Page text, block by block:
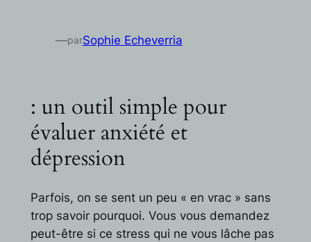
—parSophie Echeverria
: un outil simple pour
évaluer anxiété et
dépression
Parfois, on se sent un peu « en vrac » sans
trop savoir pourquoi. Vous vous demandez
peut-être si ce stress qui ne vous lâche pas